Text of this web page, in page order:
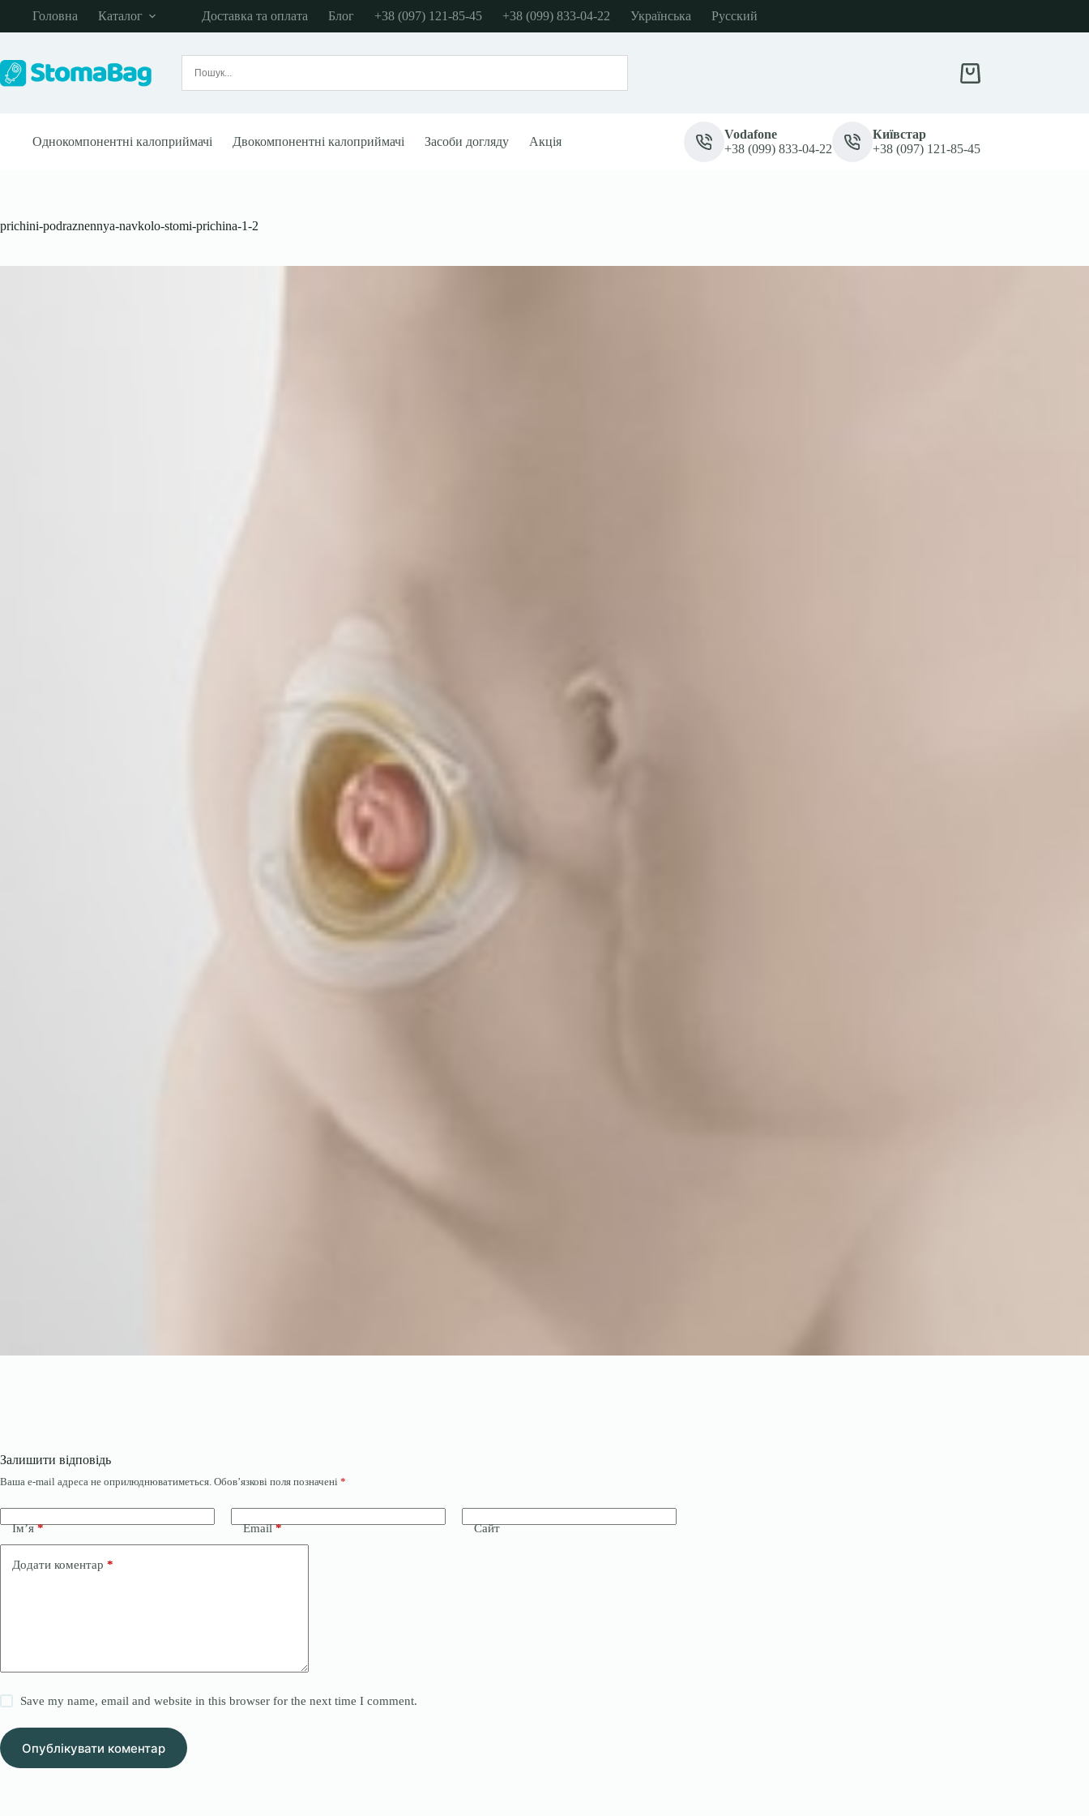
вмісту
Головна Каталог Доставка та оплата Блог +38 (097) 121-85-45 +38 (099) 833-04-22 Українська Русский
Кошик
Однокомпонентні калоприймачі Двокомпонентні калоприймачі Засоби догляду Акція
Vodafone
+38 (099) 833-04-22
Київстар
+38 (097) 121-85-45
prichini-podraznennya-navkolo-stomi-prichina-1-2
Залишити відповідь
Ваша e-mail адреса не оприлюднюватиметься. Обов’язкові поля позначені *
Ім’я* Email* Сайт
Додати коментар *
Save my name, email and website in this browser for the next time I comment.
Опублікувати коментар